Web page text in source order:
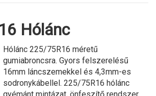
Hólánc
Hólánc 225/75R16 méretű
gumiabroncsra. Gyors felszerelésű
16mm láncszemekkel és 4,3mm-es
sodronykábellel. 225/75R16 hólánc